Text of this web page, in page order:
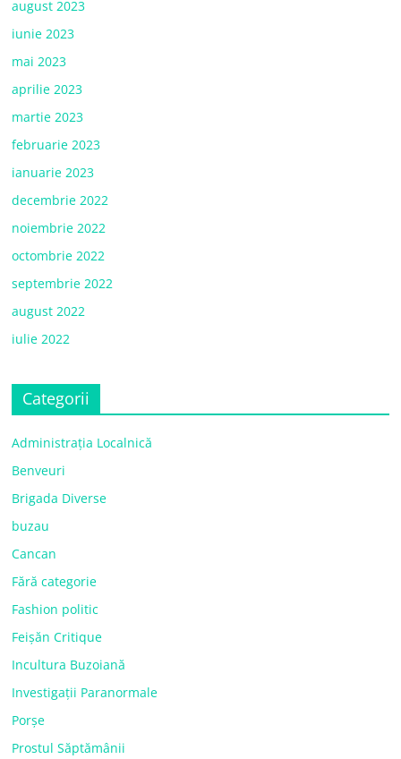
august 2023
iunie 2023
mai 2023
aprilie 2023
martie 2023
februarie 2023
ianuarie 2023
decembrie 2022
noiembrie 2022
octombrie 2022
septembrie 2022
august 2022
iulie 2022
Categorii
Administrația Localnică
Benveuri
Brigada Diverse
buzau
Cancan
Fără categorie
Fashion politic
Feișăn Critique
Incultura Buzoiană
Investigații Paranormale
Porșe
Prostul Săptămânii